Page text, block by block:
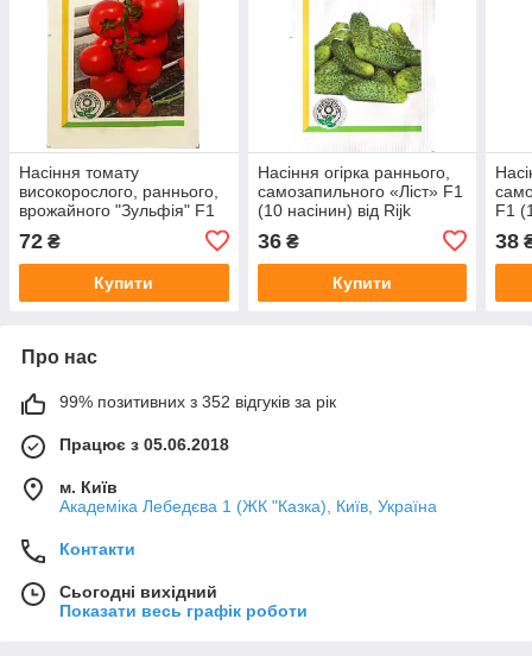
Насіння томату
високорослого, раннього,
врожайного "Зульфія" F1
Zwaan, Голландія
72 ₴
Купити
Насіння огірка раннього,
самозапильного «Ліст» F1
(10 насінин) від Rijk
36₴
Купити
F1
38
Про нас
99% позитивних з 352 відгуків за рік
Працює з 05.06.2018
м. Київ
Академіка Лебедєва 1 (ЖК "Казка), Київ, Україна
Контакти
Сьогодні вихідний
Показати весь графік роботи